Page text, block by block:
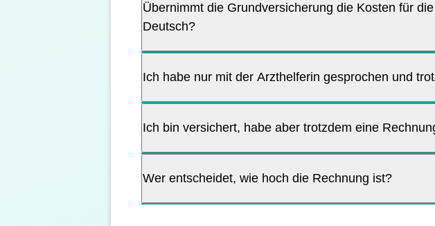
Übernimmt die Grundversicherung die Kosten für
Deutsch?
Ich habe nur mit der Arzthelferin gesprochen und
Ich bin versichert, habe aber trotzdem eine
Wer entscheidet, wie hoch die Rechnung ist?